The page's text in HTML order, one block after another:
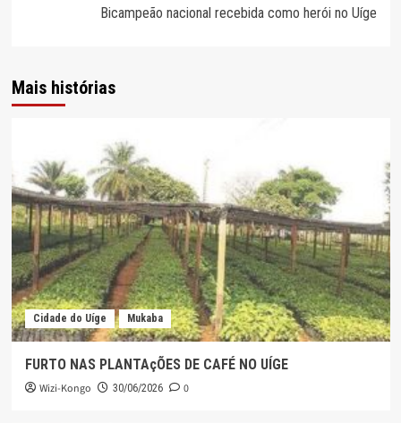
Bicampeão nacional recebida como herói no Uíge
Mais histórias
Cidade do Uíge Mukaba
FURTO NAS PLANTAçÕES DE CAFÉ NO UÍGE
Wizi-Kongo 30/06/2026 0